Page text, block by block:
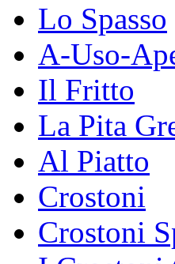
Lo Spasso
A-Uso-
Il Fritto
La Pita
Al Piatto
Crostoni
Crostoni